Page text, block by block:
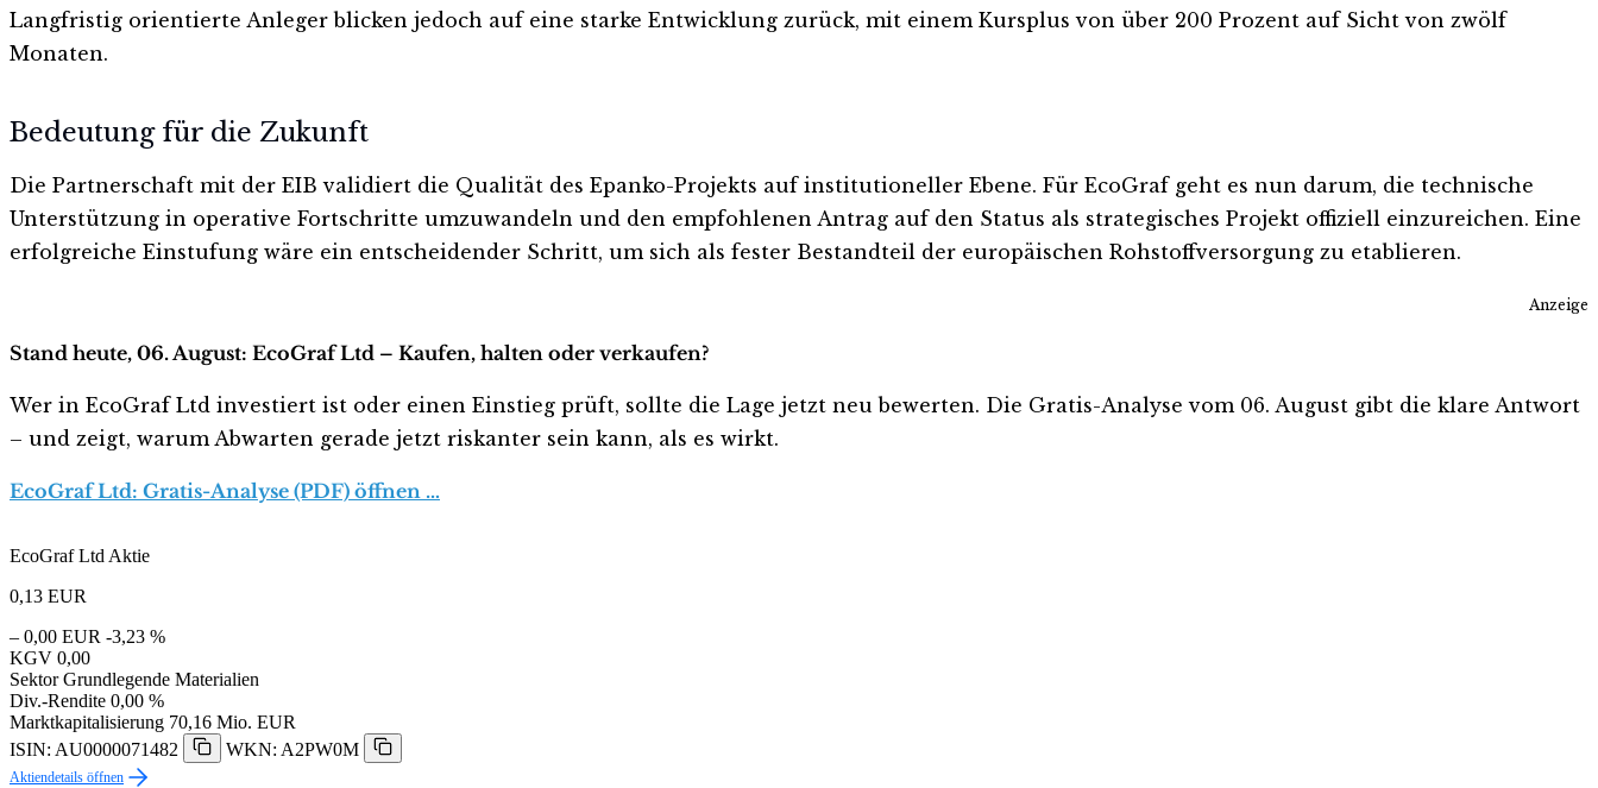
Langfristig orientierte Anleger blicken jedoch auf eine starke Entwicklung zurück, mit einem Kursplus von über 200 Prozent auf Sicht von zwölf
Monaten.
Bedeutung für die Zukunft
Die Partnerschaft mit der EIB validiert die Qualität des Epanko-Projekts auf institutioneller Ebene. Für EcoGraf geht es nun darum, die technische
Unterstützung in operative Fortschritte umzuwandeln und den empfohlenen Antrag auf den Status als strategisches Projekt offiziell einzureichen. Eine
erfolgreiche Einstufung wäre ein entscheidender Schritt, um sich als fester Bestandteil der europäischen Rohstoffversorgung zu etablieren.
Anzeige
Stand heute, 06. August: EcoGraf Ltd – Kaufen, halten oder verkaufen?
Wer in EcoGraf Ltd investiert ist oder einen Einstieg prüft, sollte die Lage jetzt neu bewerten. Die Gratis-Analyse vom 06. August gibt die klare Antwort
– und zeigt, warum Abwarten gerade jetzt riskanter sein kann, als es wirkt.
EcoGraf Ltd: Gratis-Analyse (PDF) öffnen …
EcoGraf Ltd Aktie
0,13 EUR
– 0,00 EUR -3,23 %
KGV 0,00
Sektor Grundlegende Materialien
Div.-Rendite 0,00 %
Marktkapitalisierung 70,16 Mio. EUR
ISIN: AU0000071482
WKN: A2PW0M
Aktiendetails öffnen